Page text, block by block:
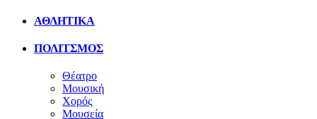
ΑΘΛΗΤΙΚΑ
ΠΟΛΙΤΣΜΟΣ
Θέατρο
Μουσική
Χορός
Μουσεία